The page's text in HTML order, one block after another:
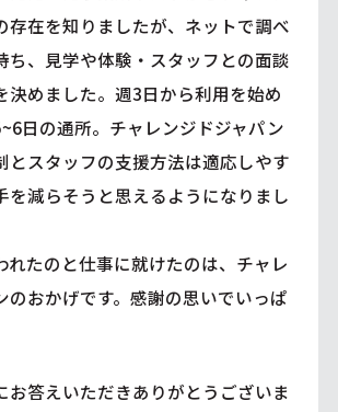
存在を知りましたが、ネットで調べ
ち、見学や体験・スタッフとの面談
決めました。週3日から利用を始め
日の通所。チャレンジドジャパン
とスタッフの支援方法は適応しやす
を減らそうと思えるようになりまし
れたのと仕事に就けたのは、チャレ
のおかげです。感謝の思いでいっぱ
お答えいただきありがとうございま